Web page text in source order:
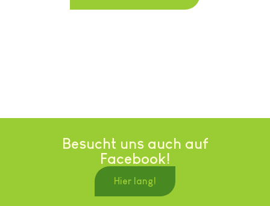
Besucht uns auch auf
Facebook!
Hier lang!